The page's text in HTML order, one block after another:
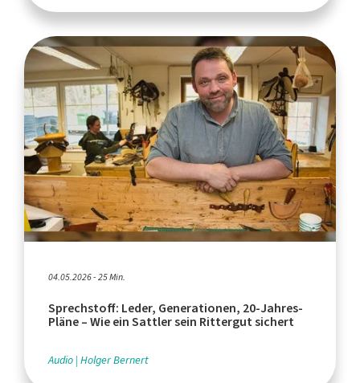
04.05.2026 - 25 Min.
Sprechstoff: Leder, Generationen, 20-Jahres-
Pläne – Wie ein Sattler sein Rittergut sichert
Audio Holger Bernert